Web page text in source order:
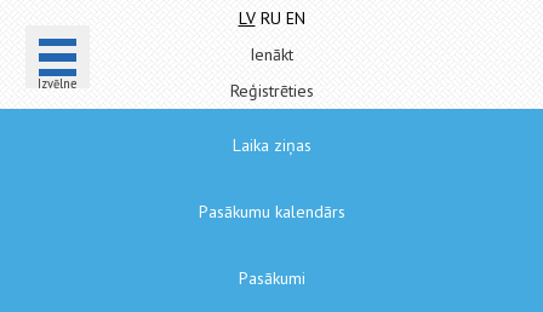
Izvēlne
LV RU EN
Ienākt
Reģistrēties
Laika ziņas
Pasākumu kalendārs
Pasākumi